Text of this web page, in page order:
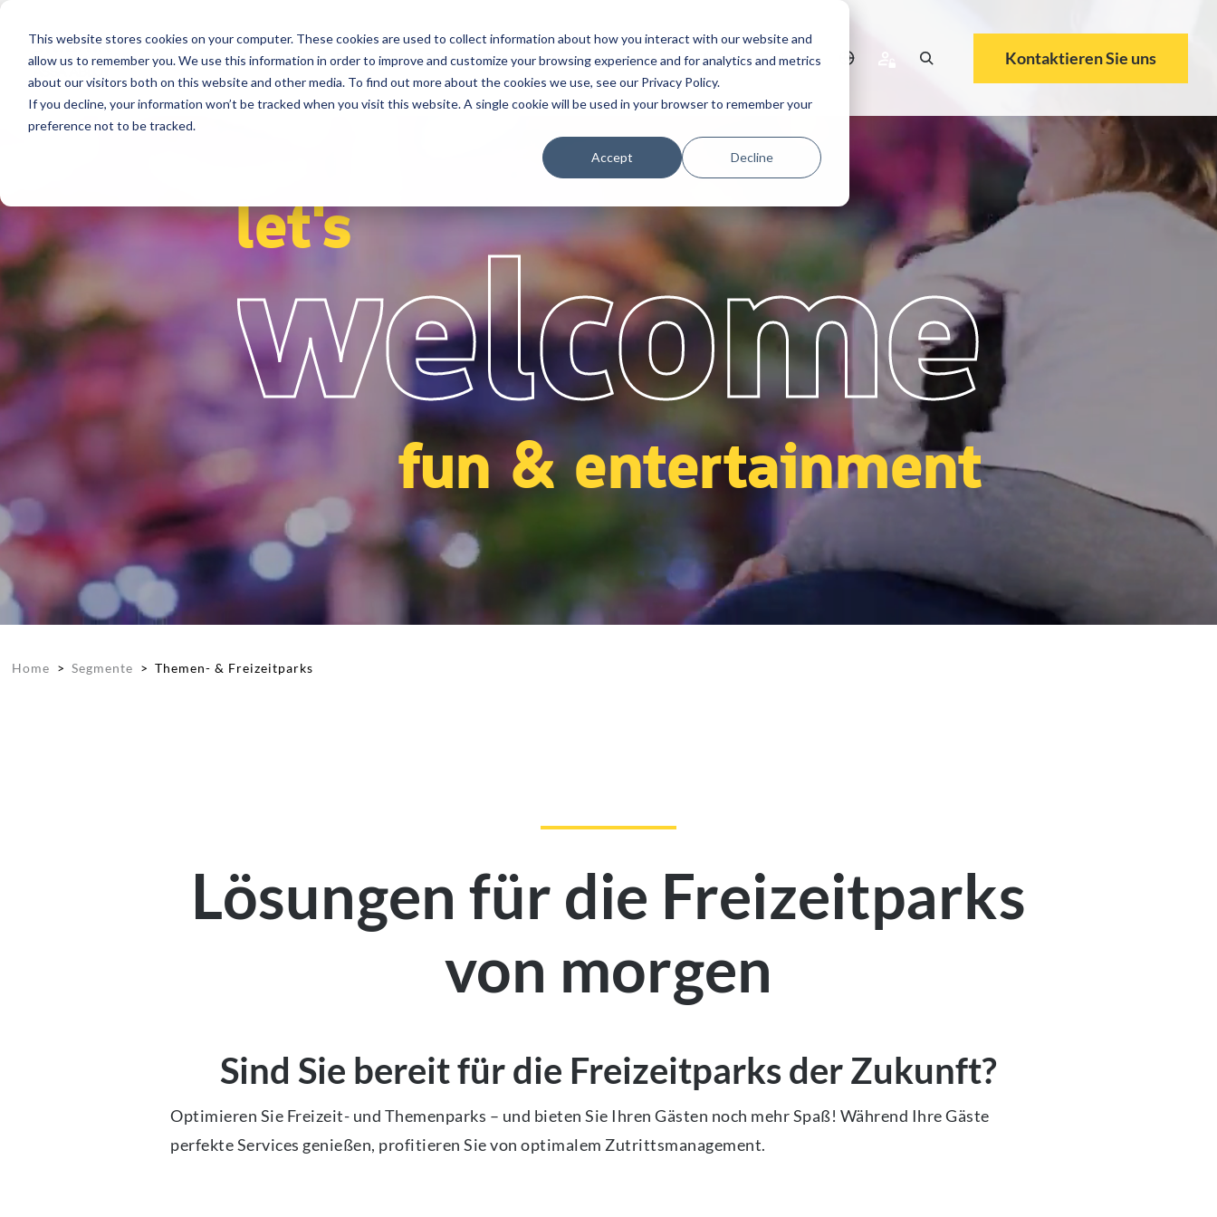
This website stores cookies on your computer. These cookies are used to collect information about how you interact with our website and
allow us to remember you. We use this information in order to improve and customize your browsing experience and for analytics and metrics
about our visitors both on this website and other media. To find out more about the cookies we use, see our Privacy Policy.
If you decline, your information won’t be tracked when you visit this website. A single cookie will be used in your browser to remember your
preference not to be tracked.
Accept Decline
Segmente Lösungen Referenzen Service Partner Über Karriere Kontaktieren Sie uns
let's
welcome
fun & entertainment
Home > Segmente > Themen- & Freizeitparks
Lösungen für die Freizeitparks
von morgen
Sind Sie bereit für die Freizeitparks der Zukunft?
Optimieren Sie Freizeit- und Themenparks – und bieten Sie Ihren Gästen noch mehr Spaß! Während Ihre Gäste
perfekte Services genießen, profitieren Sie von optimalem Zutrittsmanagement.